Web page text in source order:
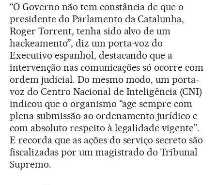
“O Governo não tem constância de que o
presidente do Parlamento da Catalunha,
Roger Torrent, tenha sido alvo de um
hackeamento”, diz um porta-voz do
Executivo espanhol, destacando que a
intervenção nas comunicações só ocorre com
ordem judicial. Do mesmo modo, um porta-
voz do Centro Nacional de Inteligência (CNI)
indicou que o organismo “age sempre com
plena submissão ao ordenamento jurídico e
com absoluto respeito à legalidade vigente”.
E recorda que as ações do serviço secreto são
fiscalizadas por um magistrado do Tribunal
Supremo.